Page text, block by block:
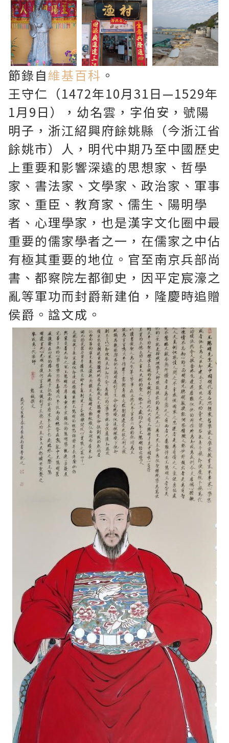
節錄自維基百科 。
王守仁（1472年10月31日—1529年
1月9日），幼名雲，字伯安，號陽
明子，浙江紹興府餘姚縣（今浙江省
餘姚市）人，明代中期乃至中國歷史
上重要和影響深遠的思想家、哲學
家、書法家、文學家、政治家、軍事
家、重臣、教育家、儒生、陽明學
者、心理學家，也是漢字文化圈中最
重要的儒家學者之一，在儒家之中佔
有極其重要的地位。官至南京兵部尚
書、都察院左都御史，因平定宸濠之
亂等軍功而封爵新建伯，隆慶時追贈
侯爵。諡文成。